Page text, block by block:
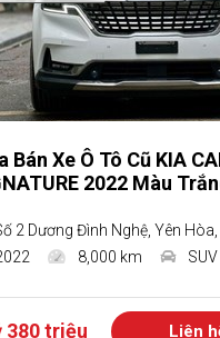
Bán Xe Ô Tô Cũ KIA
2022 Màu
2 Dương Đình Nghệ, Yên
8,000 km SUV
380 triệu Liên